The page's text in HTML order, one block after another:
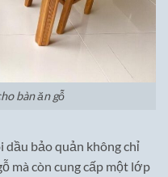
bàn ăn gỗ
dầu bảo quản không chỉ
mà còn cung cấp một lớp